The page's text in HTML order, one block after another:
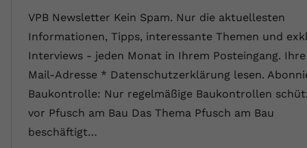
VPB Newsletter Kein Spam. Nur die aktuellesten
Informationen, Tipps, interessante Themen und
Interviews - jeden Monat in Ihrem Posteingang.
Mail-Adresse * Datenschutzerklärung lesen.
Baukontrolle: Nur regelmäßige Baukontrollen
vor Pfusch am Bau Das Thema Pfusch am Bau
beschäftigt…